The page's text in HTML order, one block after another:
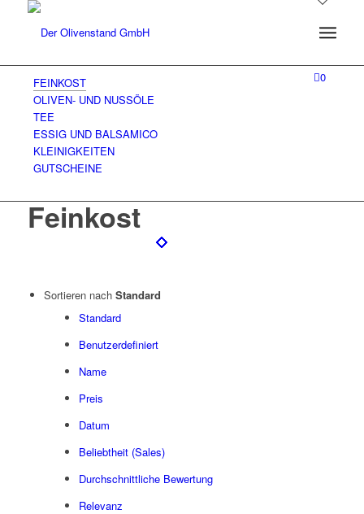
0
FEINKOST
OLIVEN- UND NUSSÖLE
TEE
ESSIG UND BALSAMICO
KLEINIGKEITEN
GUTSCHEINE
Feinkost
Sortieren nach Standard
Standard
Benutzerdefiniert
Name
Preis
Datum
Beliebtheit (Sales)
Durchschnittliche Bewertung
Relevanz